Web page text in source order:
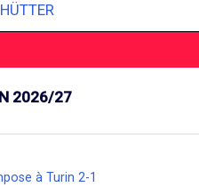
2026/27
à Turin 2-1